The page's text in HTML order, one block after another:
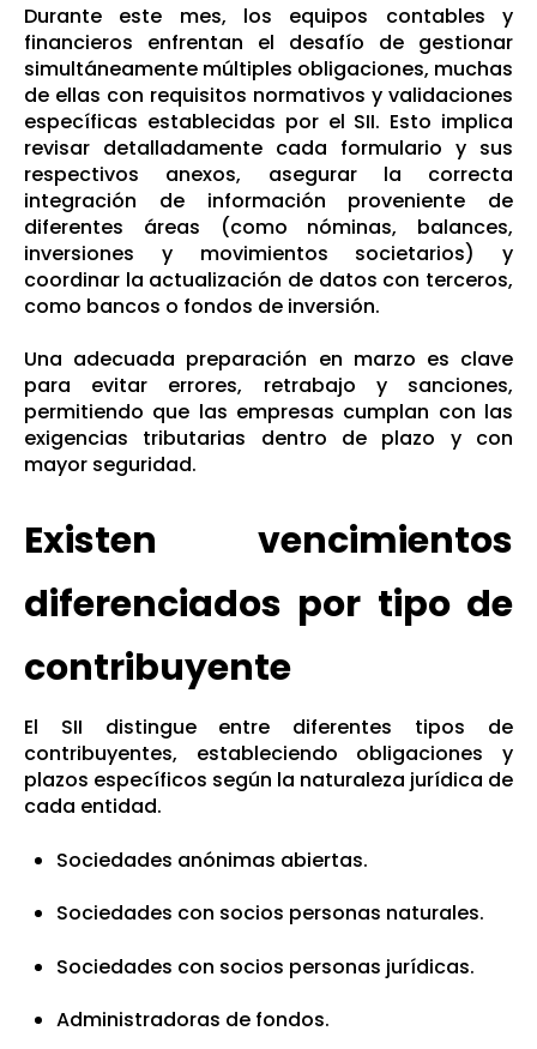
Durante este mes, los equipos contables y
financieros enfrentan el desafío de gestionar
simultáneamente múltiples obligaciones, muchas
de ellas con requisitos normativos y validaciones
específicas establecidas por el SII. Esto implica
revisar detalladamente cada formulario y sus
respectivos anexos, asegurar la correcta
integración de información proveniente de
diferentes áreas (como nóminas, balances,
inversiones y movimientos societarios) y
coordinar la actualización de datos con terceros,
como bancos o fondos de inversión.
Una adecuada preparación en marzo es clave
para evitar errores, retrabajo y sanciones,
permitiendo que las empresas cumplan con las
exigencias tributarias dentro de plazo y con
mayor seguridad.
Existen vencimientos
diferenciados por tipo de
contribuyente
El SII distingue entre diferentes tipos de
contribuyentes, estableciendo obligaciones y
plazos específicos según la naturaleza jurídica de
cada entidad.
Sociedades anónimas abiertas.
Sociedades con socios personas naturales.
Sociedades con socios personas jurídicas.
Administradoras de fondos.